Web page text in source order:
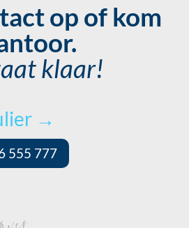
op of kom
klaar!
→
555 777